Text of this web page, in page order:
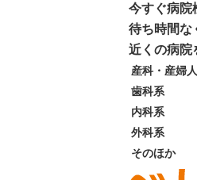
今すぐ病院
待ち時間な
近くの病院
産科・産婦
歯科系
内科系
外科系
そのほか